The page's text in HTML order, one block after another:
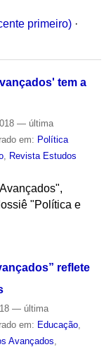
primeiro) ·
tem a
— última
em: Política
,
Revista Estudos
"Política e
reflete
— última
em: Educação,
Avançados